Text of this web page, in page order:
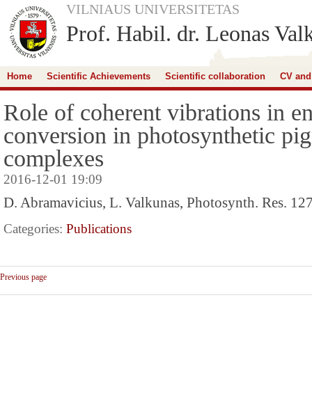
VILNIAUS UNIVERSITETAS
Prof. Habil. dr. Leonas
Home Scientific Achievements Scientific collaboration CV
Role of coherent vibrations in
conversion in photosynthetic
complexes
2016-12-01 19:09
D. Abramavicius, L. Valkunas, Photosynth. Res.
Categories: Publications
Previous page